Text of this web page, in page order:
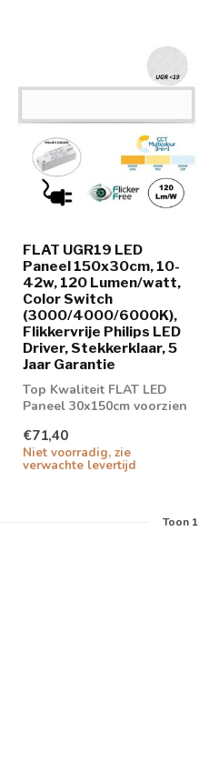
FLAT UGR19 LED
Paneel 150x30cm, 10-
42w, 120 Lumen/watt,
Color Switch
(3000/4000/6000K),
Flikkervrije Philips LED
Driver, Stekkerklaar, 5
Jaar Garantie
Top Kwaliteit FLAT LED
Paneel 30x150cm voorzien
€71,40
Niet voorradig, zie
verwachte levertijd
Toon 1